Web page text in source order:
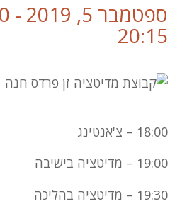
ספטמבר 5, 2019 - 18:00
20:15
18:00 – צ'אנטינג
19:00 – מדיטציה בישיבה
19:30 – מדיטציה בהליכה